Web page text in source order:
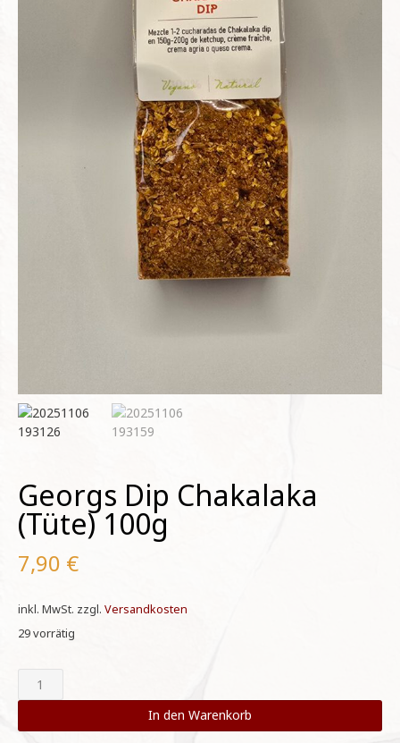
Georgs Dip Chakalaka
(Tüte) 100g
7,90 €
inkl. MwSt. zzgl. Versandkosten
29 vorrätig
Georgs
Dip
(Tüte)
In den Warenkorb